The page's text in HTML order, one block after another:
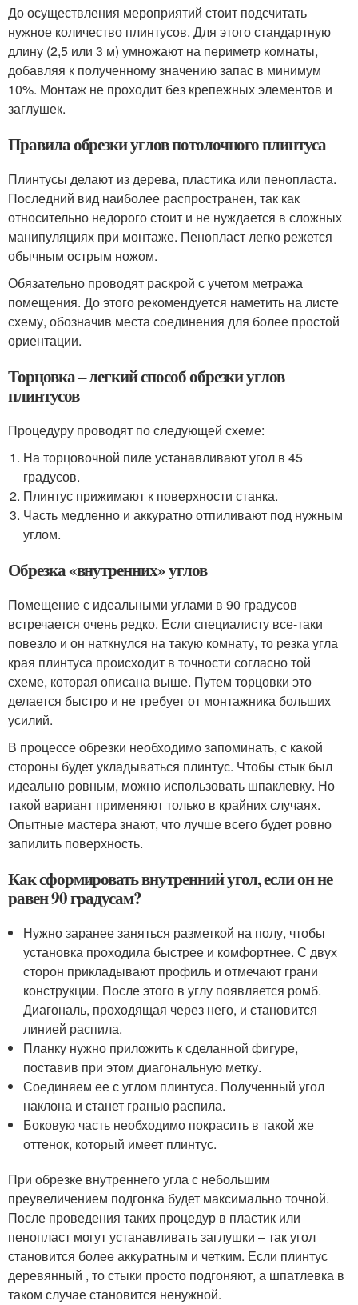
До осуществления мероприятий стоит подсчитать
нужное количество плинтусов. Для этого стандартную
длину (2,5 или 3 м) умножают на периметр комнаты,
добавляя к полученному значению запас в минимум
10%. Монтаж не проходит без крепежных элементов и
заглушек.
Правила обрезки углов потолочного плинтуса
Плинтусы делают из дерева, пластика или пенопласта.
Последний вид наиболее распространен, так как
относительно недорого стоит и не нуждается в сложных
манипуляциях при монтаже. Пенопласт легко режется
обычным острым ножом.
Обязательно проводят раскрой с учетом метража
помещения. До этого рекомендуется наметить на листе
схему, обозначив места соединения для более простой
ориентации.
Торцовка – легкий способ обрезки углов
плинтусов
Процедуру проводят по следующей схеме:
На торцовочной пиле устанавливают угол в 45
градусов.
Плинтус прижимают к поверхности станка.
Часть медленно и аккуратно отпиливают под нужным
углом.
Обрезка «внутренних» углов
Помещение с идеальными углами в 90 градусов
встречается очень редко. Если специалисту все-таки
повезло и он наткнулся на такую комнату, то резка угла
края плинтуса происходит в точности согласно той
схеме, которая описана выше. Путем торцовки это
делается быстро и не требует от монтажника больших
усилий.
В процессе обрезки необходимо запоминать, с какой
стороны будет укладываться плинтус. Чтобы стык был
идеально ровным, можно использовать шпаклевку. Но
такой вариант применяют только в крайних случаях.
Опытные мастера знают, что лучше всего будет ровно
запилить поверхность.
Как сформировать внутренний угол, если он не
равен 90 градусам?
Нужно заранее заняться разметкой на полу, чтобы
установка проходила быстрее и комфортнее. С двух
сторон прикладывают профиль и отмечают грани
конструкции. После этого в углу появляется ромб.
Диагональ, проходящая через него, и становится
линией распила.
Планку нужно приложить к сделанной фигуре,
поставив при этом диагональную метку.
Соединяем ее с углом плинтуса. Полученный угол
наклона и станет гранью распила.
Боковую часть необходимо покрасить в такой же
оттенок, который имеет плинтус.
При обрезке внутреннего угла с небольшим
преувеличением подгонка будет максимально точной.
После проведения таких процедур в пластик или
пенопласт могут устанавливать заглушки – так угол
становится более аккуратным и четким. Если плинтус
деревянный , то стыки просто подгоняют, а шпатлевка в
таком случае становится ненужной.